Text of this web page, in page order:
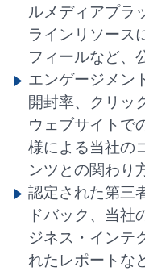
ルメディアプラ
ラインリソース
フィールなど、
エンゲージメン
開封率、クリッ
ウェブサイトで
様による当社の
ンツとの関わり
認定された第三
ドバック、当社
ジネス・インテ
れたレポートな